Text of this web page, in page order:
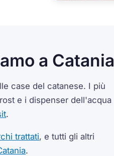
a Catania
case del catanese. I più
e i dispenser dell'acqua
.
trattati, e tutti gli altri
.